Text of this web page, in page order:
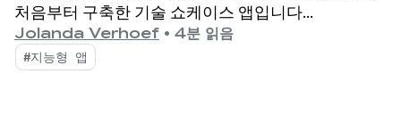
처음부터 구축한 기술 쇼케이스 앱입니다
(Antigravity를 사용하여 빌드됨). Jetpacker는 사용
자가 다음 모험을 계획하고, 탐색하고, 즐길 수 있도록
지원합니다.
Jolanda Verhoef • 4분 읽음
#지능형 앱